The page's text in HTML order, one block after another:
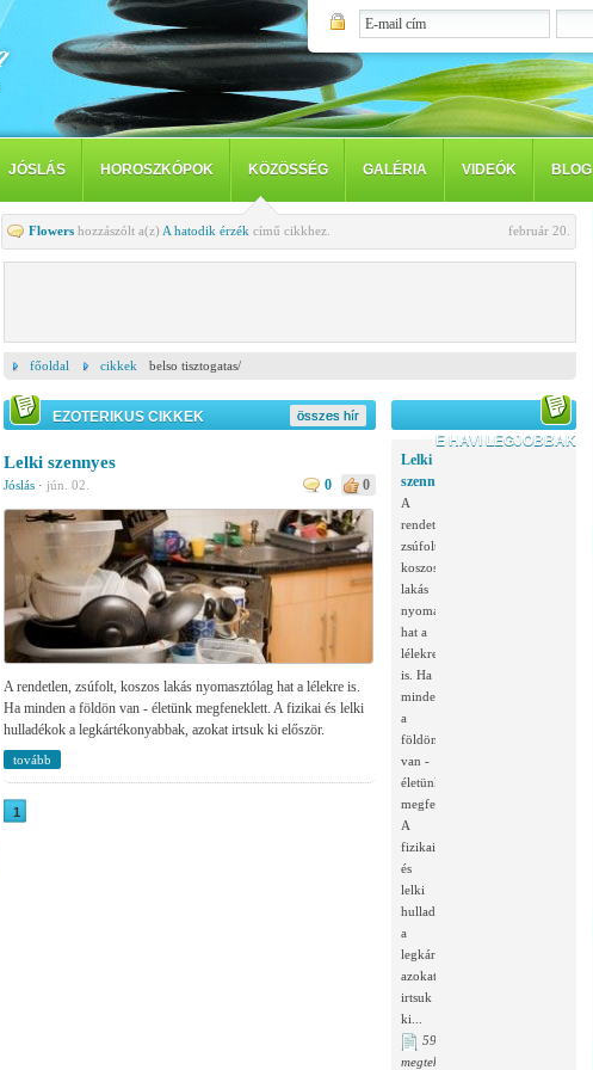
JÓSLÁS HOROSZKÓPOK KÖZÖSSÉG GALÉRIA VIDEÓK BLOG
Flowershozzászólt a(z) A hatodik érzék című cikkhez. február 20.
főoldal cikkek belso tisztogatas/
EZOTERIKUS CIKKEK összes hír
Lelki szennyes
0
0
Jóslás· jún. 02.
A rendetlen, zsúfolt, koszos lakás nyomasztólag hat a lélekre is.
Ha minden a földön van - életünk megfeneklett. A fizikai és lelki
hulladékok a legkártékonyabbak, azokat irtsuk ki először.
tovább
1
E HAVI LEGJOBBAK
Lelki
szennyes
A
rendetlen,
zsúfolt,
koszos
lakás
nyomasztólag
hat a
lélekre
is. Ha
minden
a
földön
van -
életünk
megfeneklett.
A
fizikai
és
lelki
hulladékok
a
legkártékonyabbak,
azokat
irtsuk
ki...
5961
megtekintés